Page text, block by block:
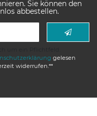
Sie können den
abbestellen.
gelesen
widerrufen.**